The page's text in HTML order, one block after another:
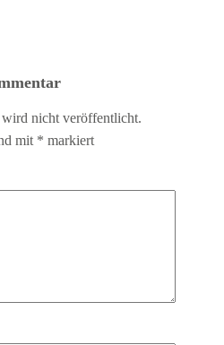
nicht veröffentlicht.
mit * markiert